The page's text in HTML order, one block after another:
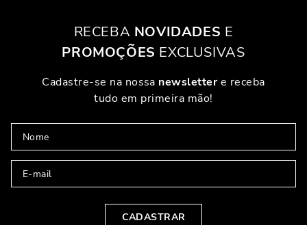
RECEBA NOVIDADES E
PROMOÇÕES EXCLUSIVAS
Cadastre-se na nossa newslettere receba
tudo em primeira mão!
CADASTRAR